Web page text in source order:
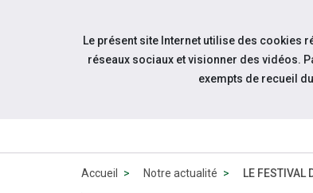
Aller au contenu
Accueil Notre actualité LE FESTIVAL
Le présent site Internet utilise des cookies
réseaux sociaux et visionner des vidéos.
exempts de recueil